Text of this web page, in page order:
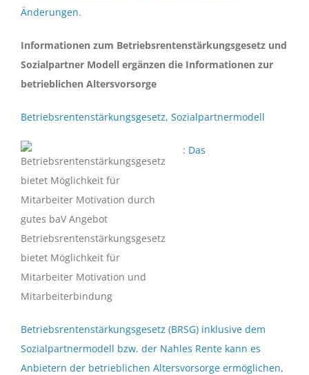
Änderungen.
Informationen zum Betriebsrentenstärkungsgesetz und
Sozialpartner Modell ergänzen die Informationen zur
betrieblichen Altersvorsorge
Betriebsrentenstärkungsgesetz, Sozialpartnermodell
Betriebsrentenstärkungsgesetz
bietet Möglichkeit für
Mitarbeiter Motivation und
Mitarbeiterbindung
: Das
Betriebsrentenstärkungsgesetz (BRSG) inklusive dem
Sozialpartnermodell bzw. der Nahles Rente kann es
Anbietern der betrieblichen Altersvorsorge ermöglichen,